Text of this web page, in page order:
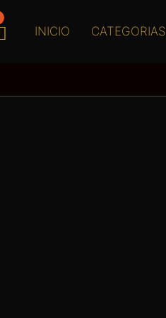
INICIO CATEGORIAS